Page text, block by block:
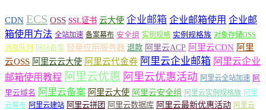
CDN ECS OSS SSL证书 云大使 企业邮箱 企业邮箱使用 企业邮
箱使用方法 全站加速 备案幕布 安全组 实例规格 实例规格族 对象存储OSS
消息队列
网站备案 轻量应用服务器 退款 阿里云ACP 阿里云CDN 阿里
云OSS 阿里云云大使 阿里云代金券 阿里云企业邮箱 阿里云企业
邮箱使用教程 阿里云优惠 阿里云优惠活动 阿里云全站加速 阿
里云域名 阿里云备案 阿里云大使 阿里云安全组 阿里云实例规格族 阿里
云幕布 阿里云建站 阿里云拼团 阿里云数据库 阿里云最新优惠活动 阿里云